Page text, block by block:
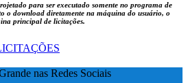
para ser executado somente no programa de
o download diretamente na máquina do usuário, o
principal de licitações.
nas Redes Sociais